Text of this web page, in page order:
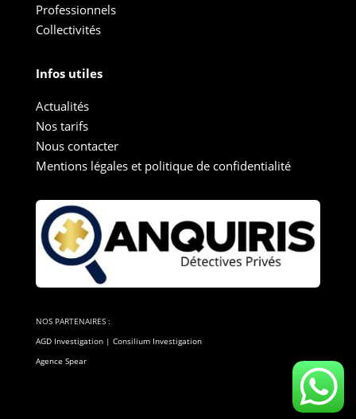
Professionnels
Collectivités
Infos utiles
Actualités
Nos tarifs
Nous contacter
Mentions légales et politique de confidentialité
NOS PARTENAIRES :
AGD Investigation| Consilium Investigation
Agence Spear